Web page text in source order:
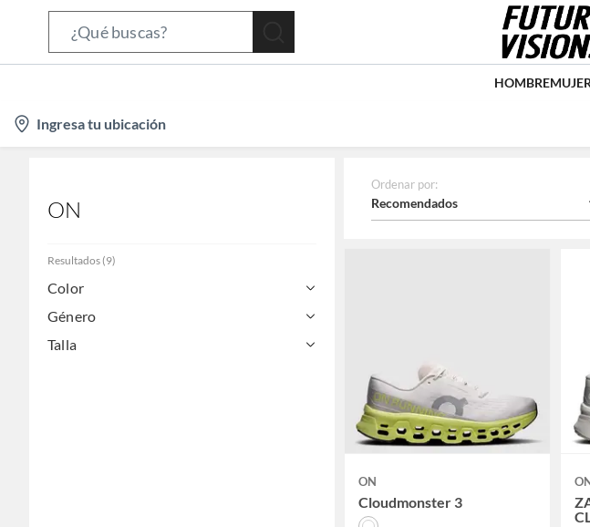
Bar
HOMBREMUJER
location-
icon
Ingresa tu ubicación
ON
Resultados (9)
Color
Género
Talla
Ordenar por:
Recomendados
ON
Cloudmonster 3